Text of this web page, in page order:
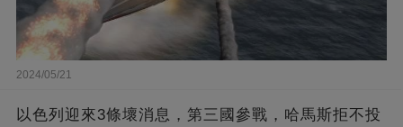
2024/05/21
以色列迎來3條壞消息，第三國參戰，哈馬斯拒不投